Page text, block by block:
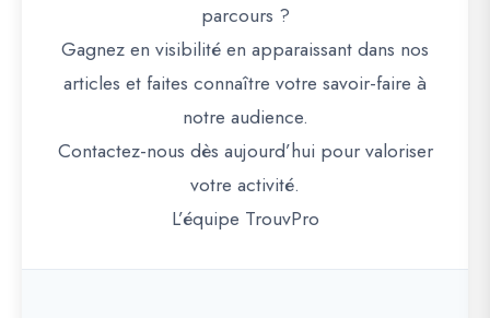
parcours ?
Gagnez en visibilité en apparaissant dans nos
articles et faites connaître votre savoir-faire à
notre audience.
Contactez-nous dès aujourd’hui pour valoriser
votre activité.
L’équipe TrouvPro